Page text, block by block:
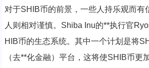
对于SHIB币的前景，一些人持乐观而有
人则相对谨慎。Shiba Inu的**执行官
HIB币的生态系统。其中一个计划是将
（去**化金融）平台，这将使SHIB币更